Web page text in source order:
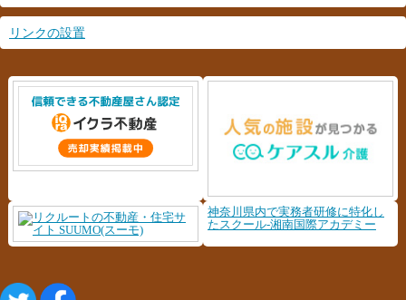
リンクの設置
神奈川県内で実務者研修に特化し
たスクール-湘南国際アカデミー